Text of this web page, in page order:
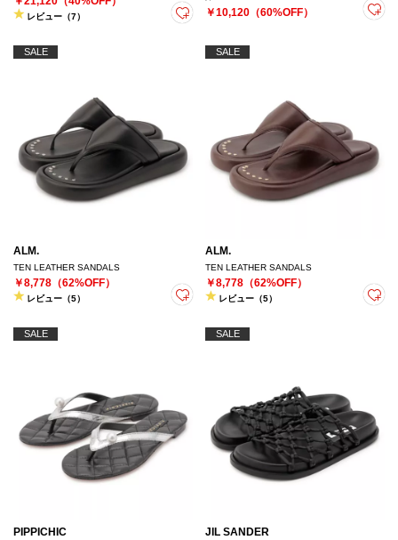
レビュー（7） ￥10,120（60%OFF）
SALE
ALM.
TEN LEATHER SANDALS
￥8,778（62%OFF）
レビュー（5）
SALE
ALM.
TEN LEATHER SANDALS
￥8,778（62%OFF）
レビュー（5）
SALE
PIPPICHIC
SALE
JIL SANDER